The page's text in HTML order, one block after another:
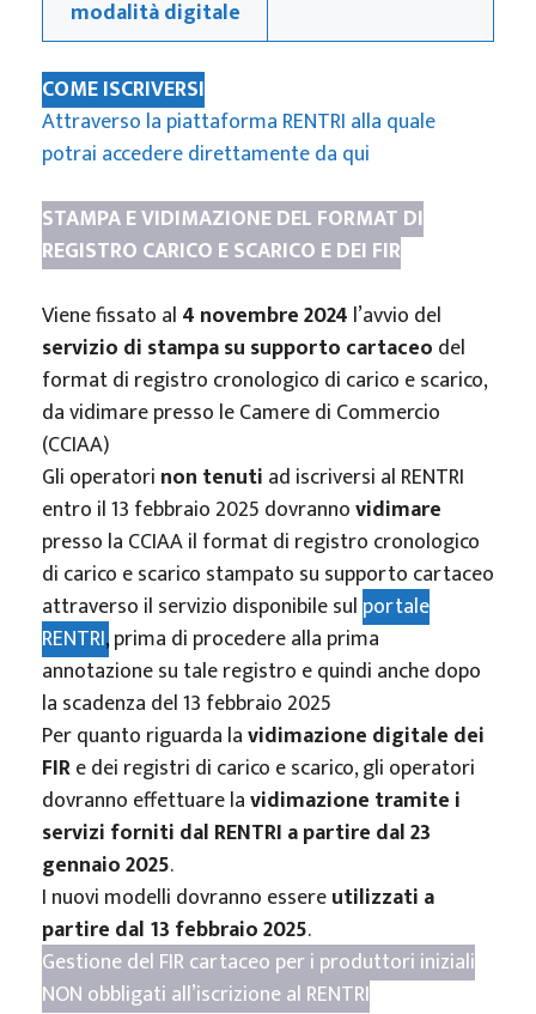
modalità digitale
COME ISCRIVERSI
Attraverso la piattaforma RENTRI alla quale
potrai accedere direttamente da qui
STAMPA E VIDIMAZIONE DEL FORMAT DI
REGISTRO CARICO E SCARICO E DEI FIR
Viene fissato al 4 novembre 2024 l’avvio del
servizio di stampa su supporto cartaceo del
format di registro cronologico di carico e scarico,
da vidimare presso le Camere di Commercio
(CCIAA)
Gli operatori non tenuti ad iscriversi al RENTRI
entro il 13 febbraio 2025 dovrannovidimare
presso la CCIAA il format di registro cronologico
di carico e scarico stampato su supporto cartaceo
attraverso il servizio disponibile sul portale
RENTRI,prima di procedere alla prima
annotazione su tale registro e quindi anche dopo
la scadenza del 13 febbraio 2025
Per quanto riguarda lavidimazione digitale dei
FIRe dei registri di carico e scarico, gli operatori
dovranno effettuare lavidimazione tramite i
servizi forniti dal RENTRI a partire dal 23
gennaio 2025.
I nuovi modelli dovranno essereutilizzati a
partire dal 13 febbraio 2025.
Gestione del FIR cartaceo per i produttori iniziali
NON obbligati all’iscrizione al RENTRI